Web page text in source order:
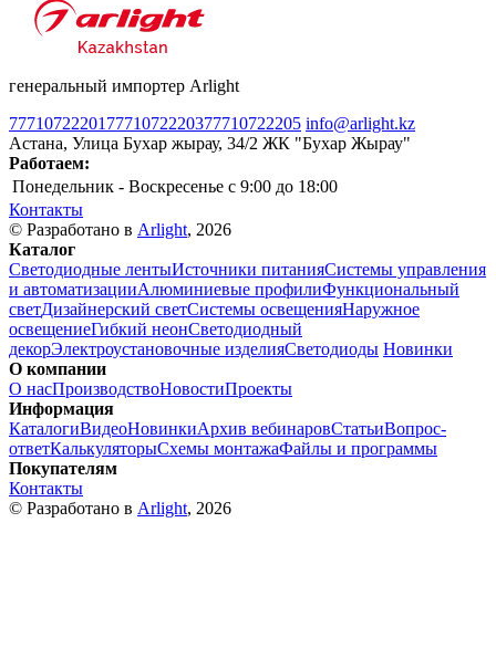
генеральный импортер Arlight
77710722201 7771072220377710722205 info@arlight.kz
Астана, Улица Бухар жырау, 34/2 ЖК "Бухар Жырау"
Работаем:
Понедельник - Воскресенье c 9:00 до 18:00
Контакты
© Разработано в Arlight, 2026
Каталог
Светодиодные лентыИсточники питанияСистемы управления
и автоматизацииАлюминиевые профилиФункциональный
светДизайнерский светСистемы освещенияНаружное
освещениеГибкий неонСветодиодный
декорЭлектроустановочные изделияСветодиоды Новинки
О компании
О насПроизводствоНовостиПроекты
Информация
КаталогиВидеоНовинкиАрхив вебинаровСтатьиВопрос-
ответКалькуляторыСхемы монтажаФайлы и программы
Покупателям
Контакты
© Разработано в Arlight, 2026